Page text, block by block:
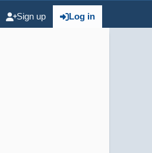
Log in
Sign up